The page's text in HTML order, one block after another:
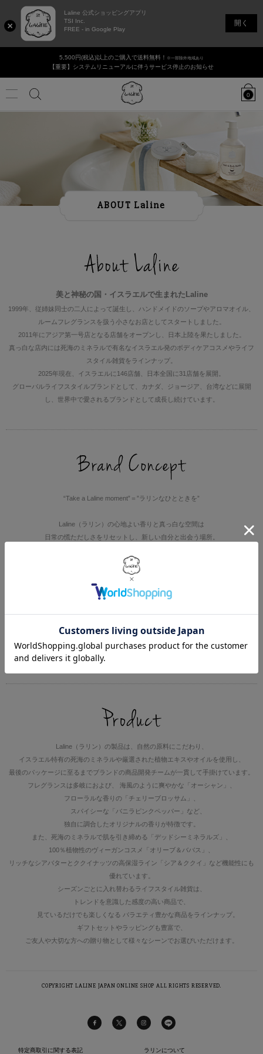
Laline 公式ショッピングアプリ
TSI Inc.
FREE - in Google Play
開く
5,500円(税込)以上のご購入で送料無料！ ※一部除外地域あり
【重要】システムリニューアルに伴うサービス停止のお知らせ
Menu
カ
検
索
ボディ＆ハンドケア
サマーセール
ランキング
店舗リスト
0
ABOUT Laline
美と神秘の国・イスラエルで生まれたLaline
1999年、従姉妹同士の二人によって誕生し、ハンドメイドのソープやアロマオイル、
ルームフレグランスを扱う小さなお店としてスタートしました。
2011年にアジア第一号店となる店舗をオープンし、日本上陸を果たしました。
真っ白な店内には死海のミネラルで有名なイスラエル発のボディケアコスメやライフ
スタイル雑貨をラインナップ。
2025年現在、イスラエルに146店舗、日本全国に31店舗を展開。
グローバルライフスタイルブランドとして、カナダ、ジョージア、台湾などに展開
し、世界中で愛されるブランドとして成長し続けています。
“Take a Laline moment”＝”ラリンなひとときを”
Laline（ラリン）の心地よい香りと真っ白な空間は
日常の慌ただしさをリセットし、新しい自分と出会う場所。
心はずむLalineの世界で、自分らしさを見つけてみませんか？
Lalineは、ラリンブランドの商品を通じて、
自分や周りの人々を笑顔にする
すこやかで幸せな生活を体感していただくための
ライフスタイルを提案していきます。
それを全ての人に広めていくことがLalineの使命だと考えています。
Laline（ラリン）の製品は、自然の原料にこだわり、
イスラエル特有の死海のミネラルや厳選された植物エキスやオイルを使用し、
最後のパッケージに至るまでブランドの商品開発チームが一貫して手掛けています。
フレグランスは多岐におよび、 海風のように爽やかな「オーシャン」、
フローラルな香りの「チェリーブロッサム」、
スパイシーな「バニラピンクペッパー」など、
独自に調合したオリジナルの香りが特徴です。
また、死海のミネラルで肌を引き締める「デッドシーミネラルズ」、
100％植物性のヴィーガンコスメ「オリーブ＆ババス」、
リッチなシアバターとククイナッツの高保湿ライン「シア＆ククイ」など機能性にも
優れています。
シーズンごとに入れ替わるライフスタイル雑貨は、
トレンドを意識した感度の高い商品で、
見ているだけでも楽しくなる バラエティ豊かな商品をラインナップ。
ギフトセットやラッピングも豊富で、
ご友人や大切な方への贈り物として様々なシーンでお選びいただけます。
特定商取引に関する表記 ラリンについて
COPYRIGHT LALINE JAPAN ONLINE SHOP ALL RIGHTS RESERVED.